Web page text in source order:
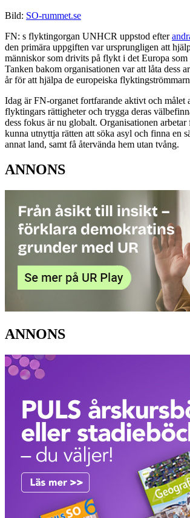
Bild: SO-rummet.se
FN: s flyktingorgan UNHCR uppstod efter
den primära uppgiften var ursprungligen att
människor som drivits på flykt i det Europa som
Tanken bakom organisationen var att låta dess
år för att hjälpa de europeiska
Idag är FN-organet fortfarande aktivt och målet
flyktingars rättigheter och trygga deras
dess fokus är nu globalt. Organisationen arbetar
kunna utnyttja rätten att söka asyl och finna en
annat land, samt få återvända hem utan tvång.
ANNONS
ANNONS